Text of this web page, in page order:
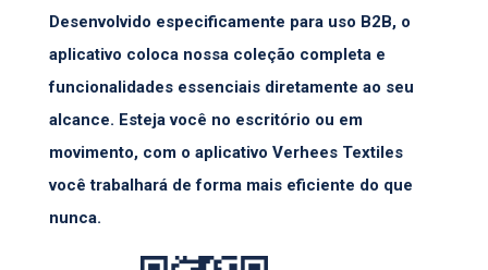
Desenvolvido especificamente para uso B2B, o
aplicativo coloca nossa coleção completa e
funcionalidades essenciais diretamente ao seu
alcance. Esteja você no escritório ou em
movimento, com o aplicativo Verhees Textiles
você trabalhará de forma mais eficiente do que
nunca.